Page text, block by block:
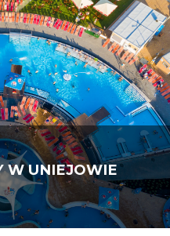
W UNIEJOWIE